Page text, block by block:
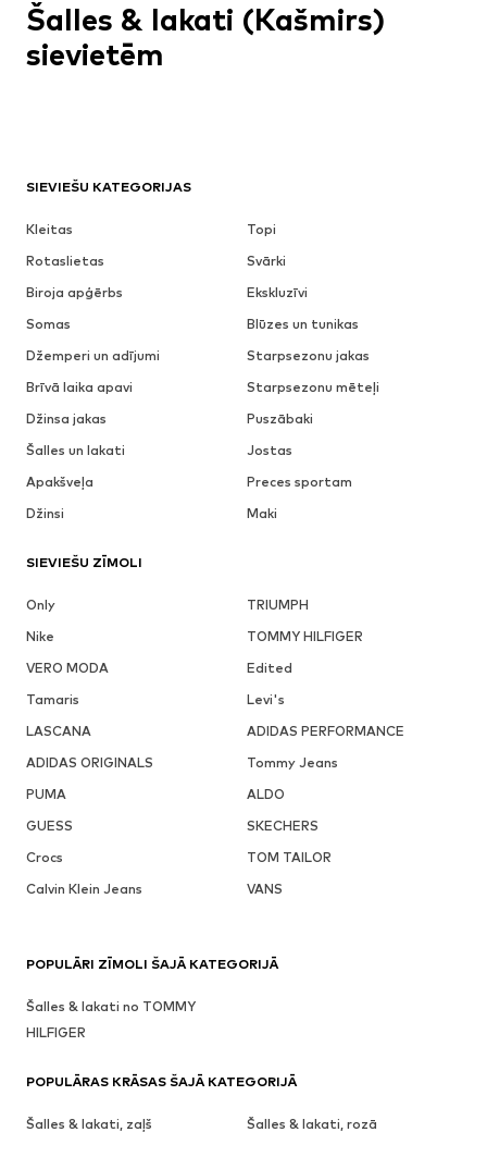
SIEVIEŠU KATEGORIJAS
Kleitas
Topi
Rotaslietas
Svārki
Biroja apģērbs
Ekskluzīvi
Somas
Blūzes un tunikas
Džemperi un adījumi
Starpsezonu jakas
Brīvā laika apavi
Starpsezonu mēteļi
Džinsa jakas
Puszābaki
Šalles un lakati
Jostas
Apakšveļa
Preces sportam
Džinsi
Maki
SIEVIEŠU ZĪMOLI
Only
TRIUMPH
Nike
TOMMY HILFIGER
VERO MODA
Edited
Tamaris
Levi's
LASCANA
ADIDAS PERFORMANCE
ADIDAS ORIGINALS
Tommy Jeans
PUMA
ALDO
GUESS
SKECHERS
Crocs
TOM TAILOR
Calvin Klein Jeans
VANS
Šalles & lakati (Kašmirs)
sievietēm
POPULĀRI ZĪMOLI ŠAJĀ KATEGORIJĀ
Šalles & lakati no TOMMY
HILFIGER
POPULĀRAS KRĀSAS ŠAJĀ KATEGORIJĀ
Šalles & lakati, zaļš Šalles & lakati, rozā